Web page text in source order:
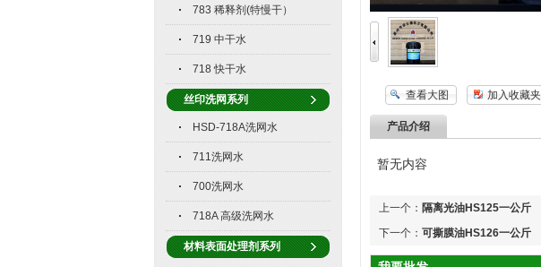
783 稀释剂(特慢干）
719 中干水
718 快干水
丝印洗网系列
HSD-718A洗网水
711洗网水
700洗网水
718A 高级洗网水
材料表面处理剂系列
查看大图 加入收藏夹
产品介绍
暂无内容
上一个： 隔离光油HS125一公斤
下一个： 可撕膜油HS126一公斤